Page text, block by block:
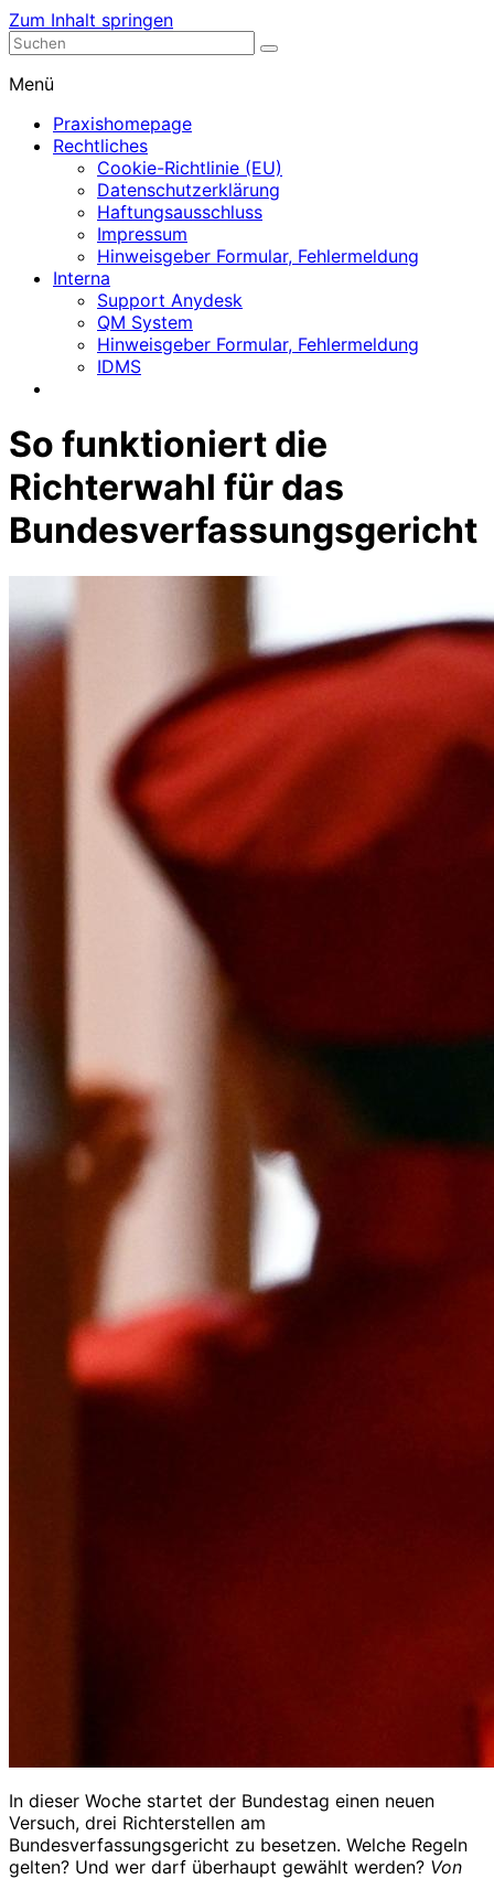
Zum Inhalt springen
Nephrologische Praxis mit Dialyse
Menü
Praxishomepage
Rechtliches
Cookie-Richtlinie (EU)
Datenschutzerklärung
Haftungsausschluss
Impressum
Hinweisgeber Formular, Fehlermeldung
Interna
Support Anydesk
QM System
Hinweisgeber Formular, Fehlermeldung
IDMS
So funktioniert die
Richterwahl für das
Bundesverfassungsgericht
In dieser Woche startet der Bundestag einen neuen
Versuch, drei Richterstellen am
Bundesverfassungsgericht zu besetzen. Welche Regeln
gelten? Und wer darf überhaupt gewählt werden? Von